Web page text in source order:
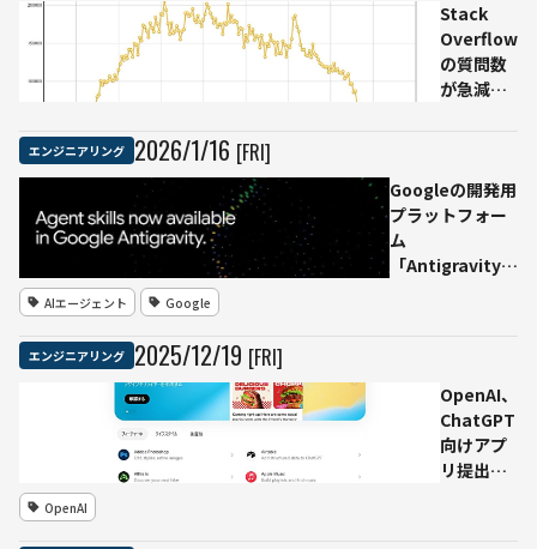
Stack
Overflow
の質問数
が急減、
AI普及で
開発者の
化
エンジニアリング 2026/1/16 [FRI]
Googleの開発用
プラットフォー
ム
「Antigravity」
きるオープン標
AIエージェント Google
エンジニアリング 2025/12/19 [FRI]
OpenAI、
ChatGPT
向けアプ
リ提出を
OpenAI